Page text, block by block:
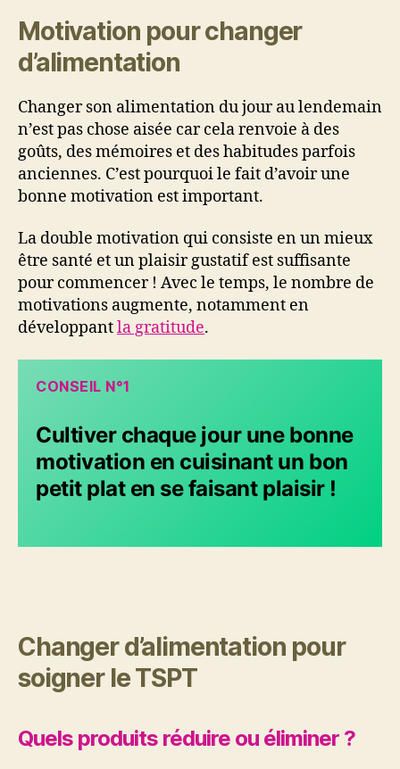
Motivation pour changer
d’alimentation
Changer son alimentation du jour au lendemain
n’est pas chose aisée car cela renvoie à des
goûts, des mémoires et des habitudes parfois
anciennes. C’est pourquoi le fait d’avoir une
bonne motivation est important.
La double motivation qui consiste en un mieux
être santé et un plaisir gustatif est suffisante
pour commencer ! Avec le temps, le nombre de
motivations augmente, notamment en
développantla gratitude.
CONSEIL N°1
Cultiver chaque jour une bonne
motivation en cuisinant un bon
petit plat en se faisant plaisir !
Changer d’alimentation pour
soigner le TSPT
Quels produits réduire ou éliminer ?